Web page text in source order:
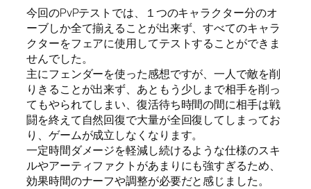
今回のPvPテストでは、１つのキャラクター分のオ
ーブしか全て揃えることが出来ず、すべてのキャラ
クターをフェアに使用してテストすることができま
せんでした。
主にフェンダーを使った感想ですが、一人で敵を削
りきることが出来ず、あともう少しまで相手を削っ
てもやられてしまい、復活待ち時間の間に相手は戦
闘を終えて自然回復で大量が全回復してしまってお
り、ゲームが成立しなくなります。
一定時間ダメージを軽減し続けるような仕様のスキ
ルやアーティファクトがあまりにも強すぎるため、
効果時間のナーフや調整が必要だと感じました。